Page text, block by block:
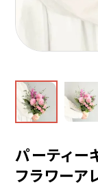
パーティー
フラワーア